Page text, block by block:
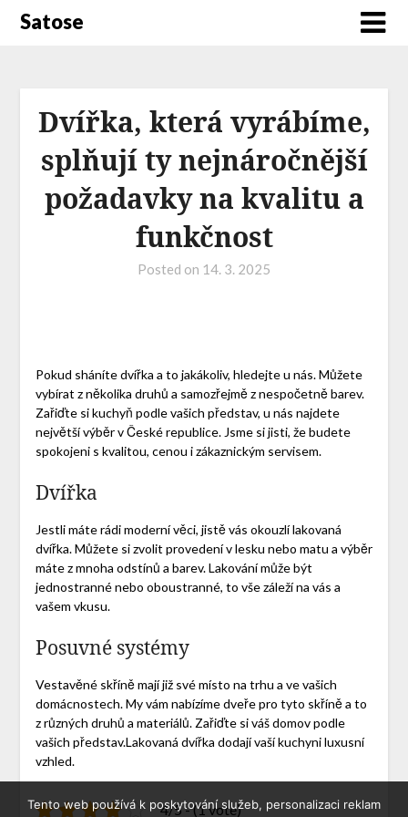
Satose
Dvířka, která vyrábíme,
splňují ty nejnáročnější
požadavky na kvalitu a
funkčnost
Posted on 14. 3. 2025
Pokud sháníte dvířka a to jakákoliv, hledejte u nás. Můžete
vybírat z několika druhů a samozřejmě z nespočetně barev.
Zařiďte si kuchyň podle vašich představ, u nás najdete
největší výběr v České republice. Jsme si jisti, že budete
spokojeni s kvalitou, cenou i zákaznickým servisem.
Dvířka
Jestli máte rádi moderní věci, jistě vás okouzlí lakovaná
dvířka. Můžete si zvolit provedení v lesku nebo matu a výběr
máte z mnoha odstínů a barev. Lakování může být
jednostranné nebo oboustranné, to vše záleží na vás a
vašem vkusu.
Posuvné systémy
Vestavěné skříně mají již své místo na trhu a ve vašich
domácnostech. My vám nabízíme dveře pro tyto skříně a to
z různých druhů a materiálů. Zařiďte si váš domov podle
vašich představ.Lakovaná dvířka dodají vaší kuchyni luxusní
vzhled.
4/5 - (1 vote)
Tento web používá k poskytování služeb, personalizaci reklam